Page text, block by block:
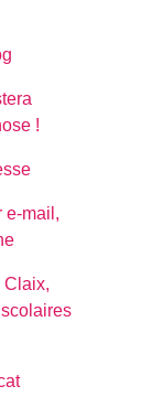
!
e-mail,
Claix,